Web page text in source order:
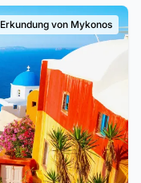
Erkundung von Mykonos